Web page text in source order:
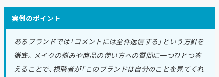
実例のポイント
あるブランドでは「コメントには全件返信する」という方針を
徹底。メイクの悩みや商品の使い方への質問に一つひとつ答
えることで、視聴者が「このブランドは自分のことを見てくれ